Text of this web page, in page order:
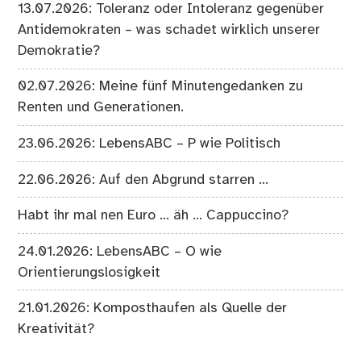
13.07.2026: Toleranz oder Intoleranz gegenüber
Antidemokraten – was schadet wirklich unserer
Demokratie?
02.07.2026: Meine fünf Minutengedanken zu
Renten und Generationen.
23.06.2026: LebensABC – P wie Politisch
22.06.2026: Auf den Abgrund starren …
Habt ihr mal nen Euro … äh … Cappuccino?
24.01.2026: LebensABC – O wie
Orientierungslosigkeit
21.01.2026: Komposthaufen als Quelle der
Kreativität?